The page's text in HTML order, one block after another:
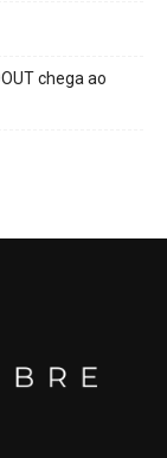
chega ao